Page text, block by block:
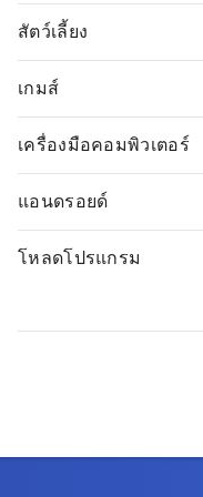
สัตว์เลี้ยง
เกมส์
เครื่องมือคอมพิวเตอร์
แอนดรอยด์
โหลดโปรแกรม